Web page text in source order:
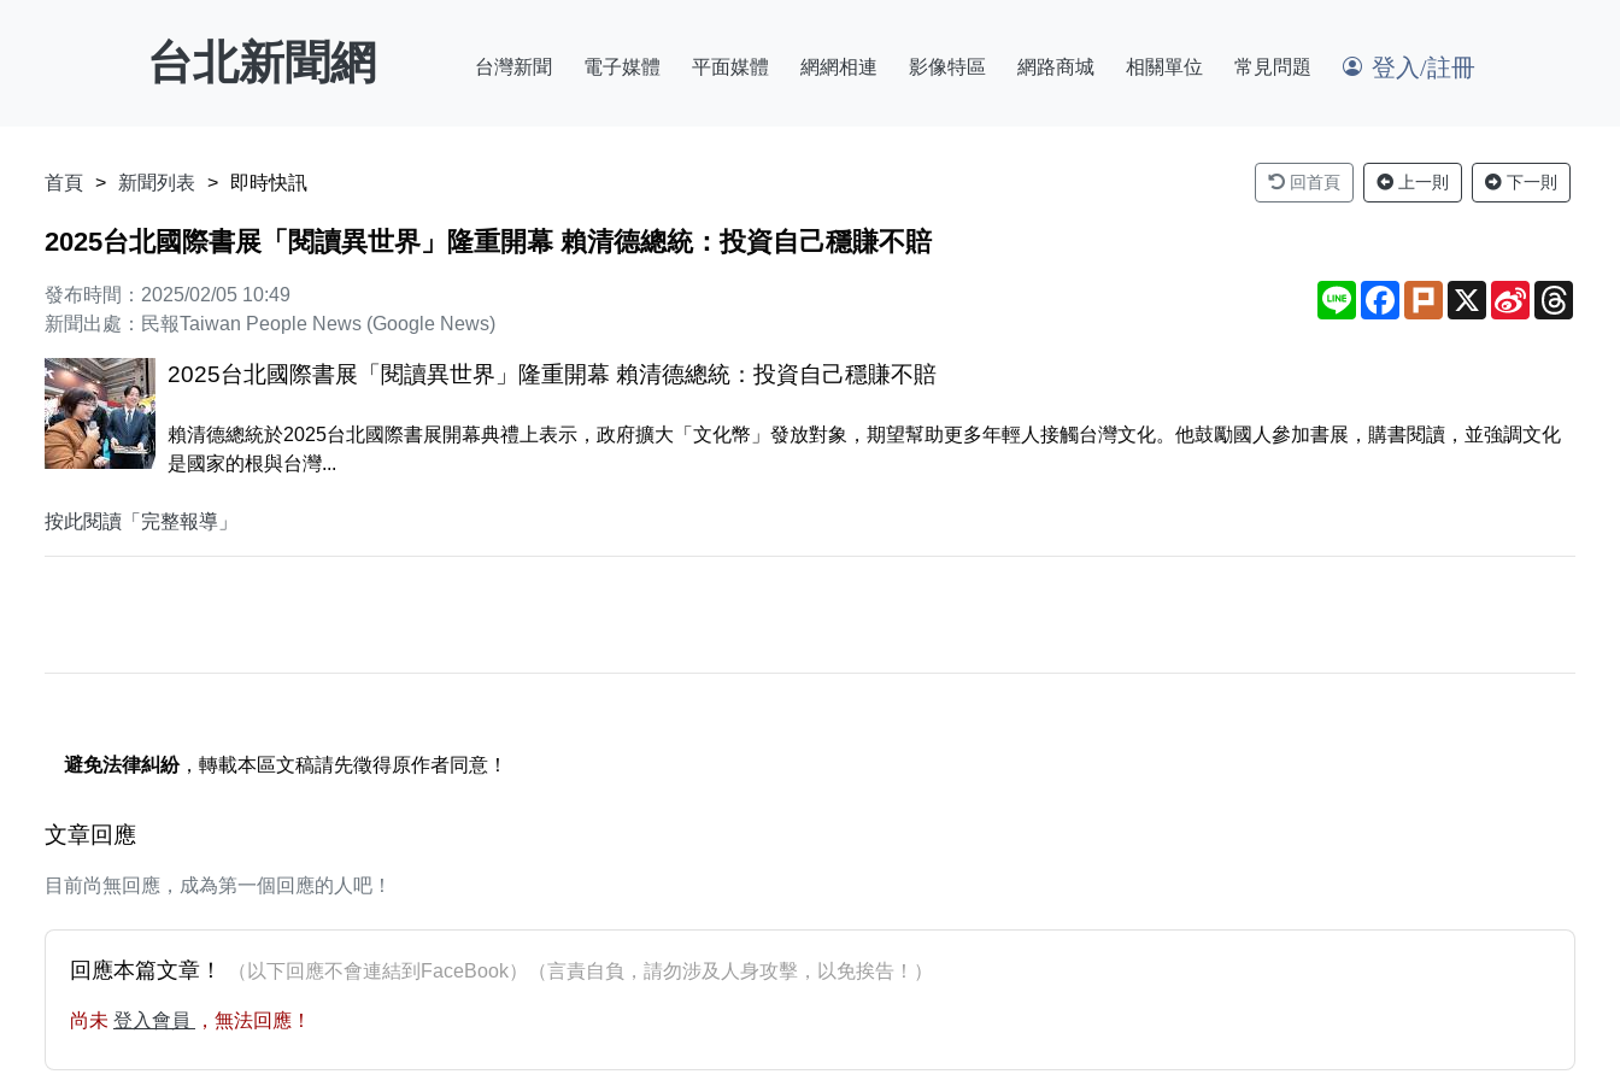
台北新聞網 台灣新聞 電子媒體 平面媒體 網網相連 影像特區 網路商城 相關單位 常見問題 登入/註冊
首頁 新聞列表 即時快訊 回首頁 上一則 下一則
2025台北國際書展「閱讀異世界」隆重開幕 賴清德總統：投資自己穩賺不賠
發布時間：2025/02/05 10:49
新聞出處：民報Taiwan People News (Google News)
Line Facebook
Plurk X
Sina
Weibo
2025台北國際書展「閱讀異世界」隆重開幕 賴清德總統：投資自己穩賺不賠
賴清德總統於2025台北國際書展開幕典禮上表示，政府擴大「文化幣」發放對象，期望幫助更多年輕人接觸台灣文化。他鼓勵國人參加書展，購書閱讀，並強調文化
是國家的根與台灣...
按此閱讀「完整報導」
避免法律糾紛，轉載本區文稿請先徵得原作者同意！
文章回應
目前尚無回應，成為第一個回應的人吧！
回應本篇文章！ （以下回應不會連結到FaceBook）（言責自負，請勿涉及人身攻擊，以免挨告！）
尚未 登入會員 ，無法回應！